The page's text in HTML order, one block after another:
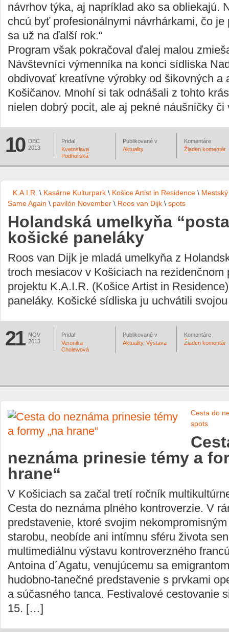
návrhov týka, aj napríklad ako sa obliekajú.
chcú byť profesionálnymi návrhárkami, čo je
sa už na ďalší rok.“
Program však pokračoval ďalej malou
Návštevníci výmenníka na konci sídliska
obdivovať kreatívne výrobky od šikovných a
Košičanov. Mnohí si tak odnášali z tohto
nielen dobrý pocit, ale aj pekné náušničky
10
DEC
2013
Pridal
Kvetoslava
Podhorská
Publikované v
Aktuality
Komentáre
Žiaden komentár
K.A.I.R. \ Kasárne Kulturpark \ Košice Artist in Residence \
Same Again \ pavilón November \ Roos van Dijk \ spots
Holandská umelkyňa
košické paneláky
Roos van Dijk je mladá umelkyňa z
troch mesiacov v Košiciach na rezidenčnom
projektu K.A.I.R. (Košice Artist in
paneláky. Košické sídliska ju uchvátili
21
NOV
2013
Pridal
Veronika
Cholewová
Publikované v
Aktuality, Výstava
Komentáre
Žiaden komentár
Cesta do
spots
neznáma prinesie témy a
hrane“
V Košiciach sa začal tretí ročník
Cesta do neznáma plného kontroverzie. V
predstavenie, ktoré svojim
starobu, neobíde ani intímnu sféru života
multimediálnu výstavu kontroverzného
Antoina d´Agatu, venujúcemu sa
hudobno-tanečné predstavenie s prvkami
a súčasného tanca. Festivalové cestovanie
15. […]